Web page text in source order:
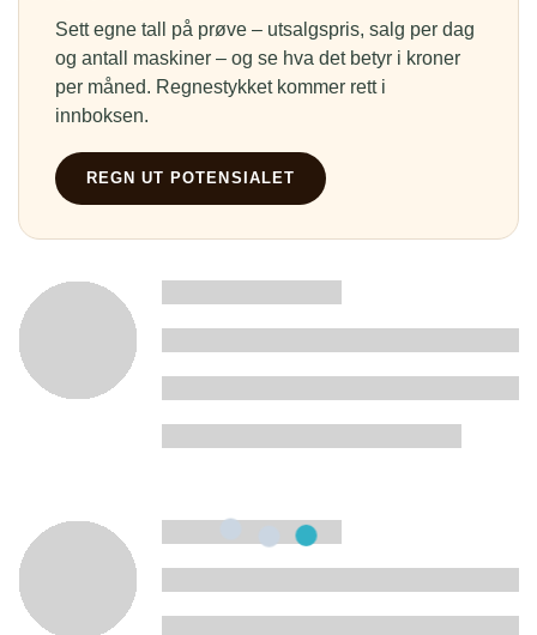
Sett egne tall på prøve – utsalgspris, salg per dag
og antall maskiner – og se hva det betyr i kroner
per måned. Regnestykket kommer rett i
innboksen.
REGN UT POTENSIALET